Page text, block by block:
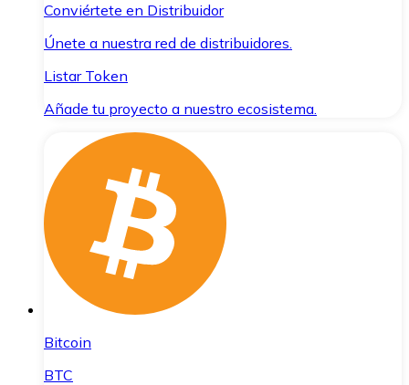
Conviértete en Distribuidor
Únete a nuestra red de distribuidores.
Listar Token
Añade tu proyecto a nuestro ecosistema.
Bitcoin
BTC